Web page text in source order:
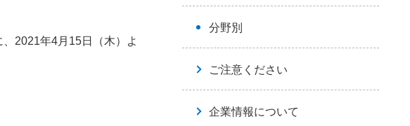
2021年4月15日（木）よ
分野別
ご注意ください
企業情報について